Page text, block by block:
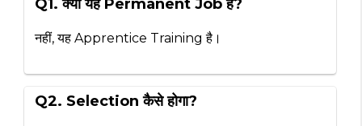
Q1. क्या यह Permanent Job है?
नहीं, यह Apprentice Training है।
Q2. Selection कैसे होगा?